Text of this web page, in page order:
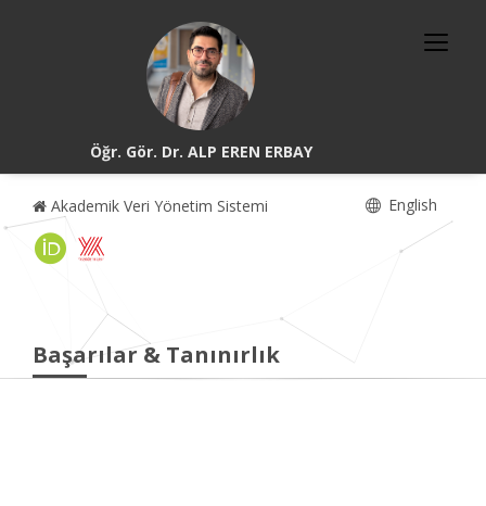
Öğr. Gör. Dr. ALP EREN ERBAY
Akademik Veri Yönetim Sistemi English
Başarılar & Tanınırlık